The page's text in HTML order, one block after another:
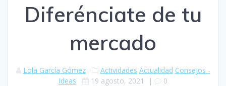
Diferénciate de tu
mercado
Lola García Gómez Actividades Actualidad Consejos -
Ideas
19 agosto, 2021 | 0